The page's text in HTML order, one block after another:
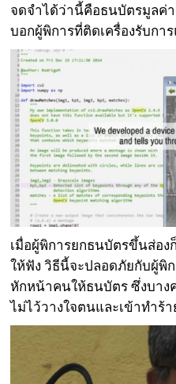
จดจำได้ว่านี้คือธนบัตรมูลค่า
บอกผู้พิการที่ติดเครื่องรับกา
เมื่อผู้พิการยกธนบัตรขึ้นส่อ
ให้ฟัง วิธีนี้จะปลอดภัยกับผู้พิ
หักหน้าคนให้ธนบัตร ซึ่งบาง
ไม่ไว้วางใจตนและเข้าทำร้